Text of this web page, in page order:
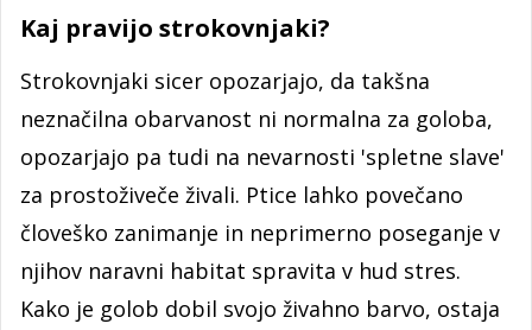
Kaj pravijo strokovnjaki?
Strokovnjaki sicer opozarjajo, da takšna
neznačilna obarvanost ni normalna za goloba,
opozarjajo pa tudi na nevarnosti 'spletne slave'
za prostoživeče živali. Ptice lahko povečano
človeško zanimanje in neprimerno poseganje v
njihov naravni habitat spravita v hud stres.
Kako je golob dobil svojo živahno barvo, ostaja